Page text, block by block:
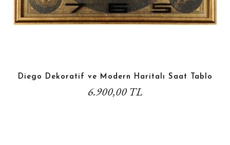
Diego Dekoratif ve Modern Haritalı Saat Tablo
6.900,00 TL